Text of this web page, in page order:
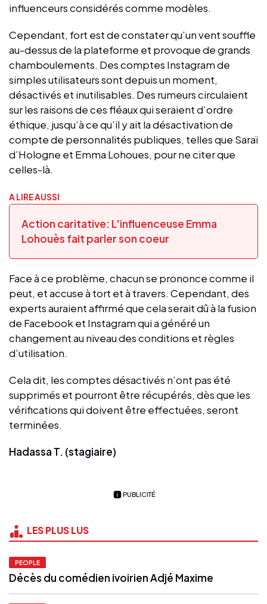
influenceurs considérés comme modèles.
Cependant, fort est de constater qu’un vent souffle
au-dessus de la plateforme et provoque de grands
chamboulements. Des comptes Instagram de
simples utilisateurs sont depuis un moment,
désactivés et inutilisables. Des rumeurs circulaient
sur les raisons de ces fléaux qui seraient d’ordre
éthique, jusqu’à ce qu’il y ait la désactivation de
compte de personnalités publiques, telles que Saraï
d’Hologne et Emma Lohoues, pour ne citer que
celles-là.
A LIRE AUSSI
Action caritative: L'influenceuse Emma
Lohouès fait parler son coeur
Face à ce problème, chacun se prononce comme il
peut, et accuse à tort et à travers. Cependant, des
experts auraient affirmé que cela serait dû à la fusion
de Facebook et Instagram qui a généré un
changement au niveau des conditions et règles
d’utilisation.
Cela dit, les comptes désactivés n’ont pas été
supprimés et pourront être récupérés, dès que les
vérifications qui doivent être effectuées, seront
terminées.
Hadassa T. (stagiaire)
PUBLICITÉ
LES PLUS LUS
PEOPLE
Décès du comédien ivoirien Adjé Maxime